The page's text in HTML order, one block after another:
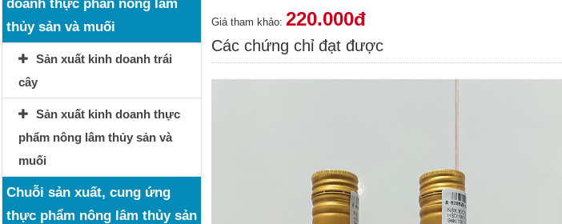
doanh thực phẩn nông lâm
thủy sản và muối
Sản xuất kinh doanh trái
cây
Sản xuất kinh doanh thực
phẩm nông lâm thủy sản và
muối
Chuỗi sản xuất, cung ứng
thực phẩm nông lâm thủy sản
Giá tham khảo: 220.000đ
Các chứng chỉ đạt được